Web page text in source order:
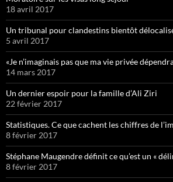
18 avril 2017
Un tribunal pour clandestins bientôt
5 avril 2017
«Je n’imaginais pas que ma vie privée
14 mars 2017
Un dernier espoir pour la famille d’Ali Ziri
22 février 2017
Statistiques. Ce que cachent les chiffres de
8 février 2017
Stéphane Maugendre définit ce qu’est un «
8 février 2017